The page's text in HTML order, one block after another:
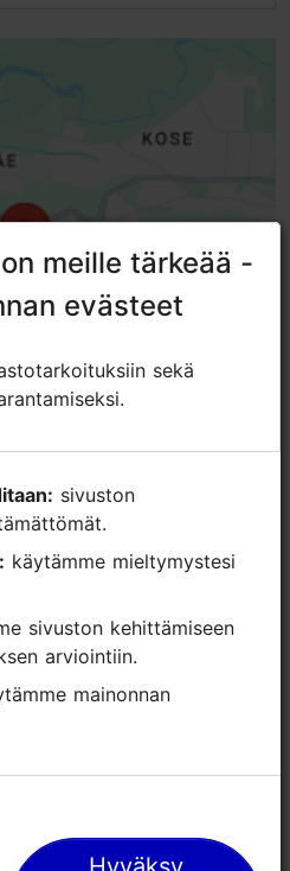
meille tärkeää -
evästeet
sekä
arviointiin.
meille tärkeää -
evästeet
sekä
arviointiin.